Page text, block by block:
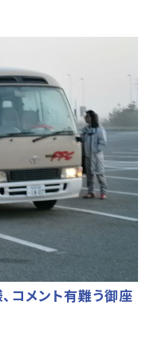
コメント有難う御座